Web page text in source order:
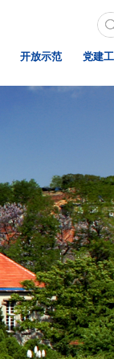
开放示范 党建